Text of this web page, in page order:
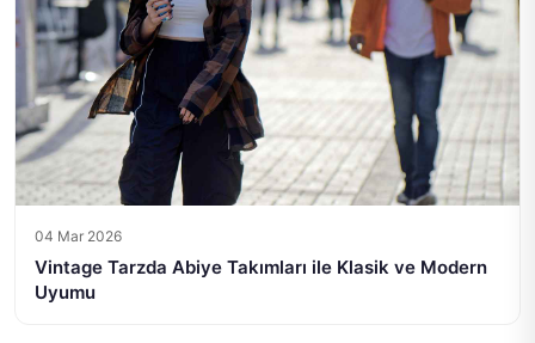
04 Mar 2026
Vintage Tarzda Abiye Takımları ile Klasik ve Modern
Uyumu